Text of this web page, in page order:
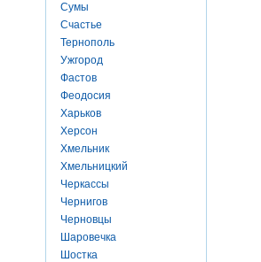
Сумы
Счастье
Тернополь
Ужгород
Фастов
Феодосия
Харьков
Херсон
Хмельник
Хмельницкий
Черкассы
Чернигов
Черновцы
Шаровечка
Шостка